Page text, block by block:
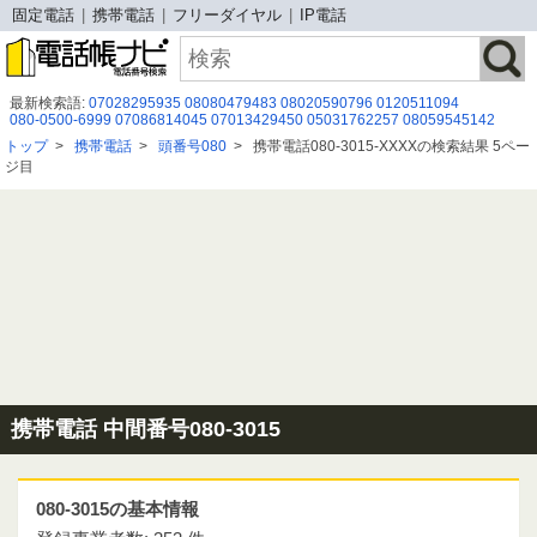
固定電話 携帯電話 フリーダイヤル IP電話
最新検索語: 07028295935 08080479483 08020590796 0120511094
080-0500-6999 07086814045 07013429450 05031762257 08059545142
0120197319 070-2642-5619 07095101096 050 3649 8655
05017802566
0345008794 06-7712-2126 08043221883 0852359178 080０2223058
0899847162
トップ> 携帯電話 > 頭番号080 > 携帯電話080-3015-XXXXの検索結果 5ペー
ジ目
携帯電話 中間番号080-3015
080-3015の基本情報